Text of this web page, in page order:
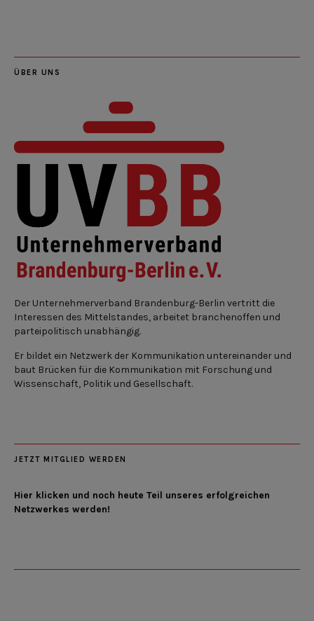
ÜBER UNS
Der Unternehmerverband Brandenburg-Berlin vertritt die
Interessen des Mittelstandes, arbeitet branchenoffen und
parteipolitisch unabhängig.
Er bildet ein Netzwerk der Kommunikation untereinander und
baut Brücken für die Kommunikation mit Forschung und
Wissenschaft, Politik und Gesellschaft.
JETZT MITGLIED WERDEN
Hier klicken und noch heute Teil unseres erfolgreichen
Netzwerkes werden!